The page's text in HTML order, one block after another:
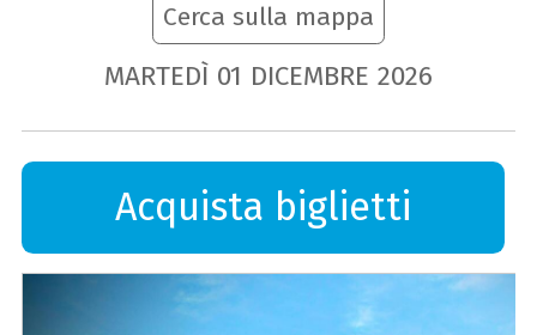
Cerca sulla mappa
MARTEDÌ 01 DICEMBRE 2026
Acquista biglietti